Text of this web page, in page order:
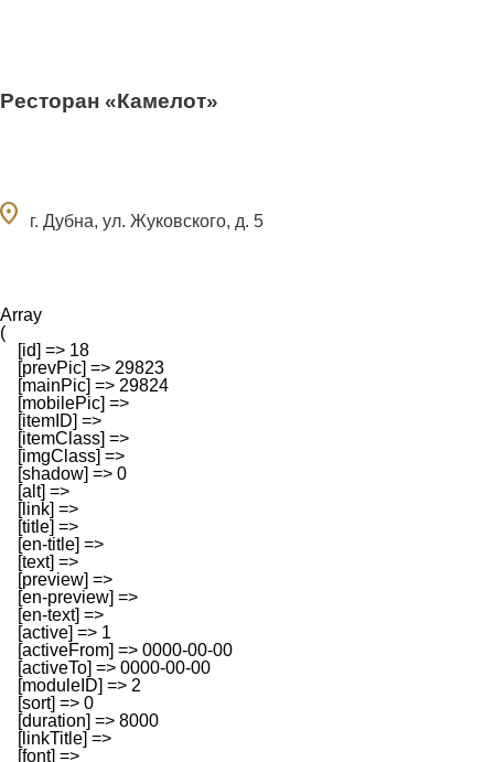
Ресторан «Камелот»
г. Дубна, ул. Жуковского, д. 5
Array
(
    [id] => 18
    [prevPic] => 29823
    [mainPic] => 29824
    [mobilePic] =>
    [itemID] =>
    [itemClass] =>
    [imgClass] =>
    [shadow] => 0
    [alt] =>
    [link] =>
    [title] =>
    [en-title] =>
    [text] =>
    [preview] =>
    [en-preview] =>
    [en-text] =>
    [active] => 1
    [activeFrom] => 0000-00-00
    [activeTo] => 0000-00-00
    [moduleID] => 2
    [sort] => 0
    [duration] => 8000
    [linkTitle] =>
    [font] =>